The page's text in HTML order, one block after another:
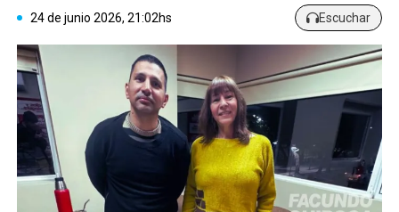
24 de junio 2026, 21:02hs Escuchar